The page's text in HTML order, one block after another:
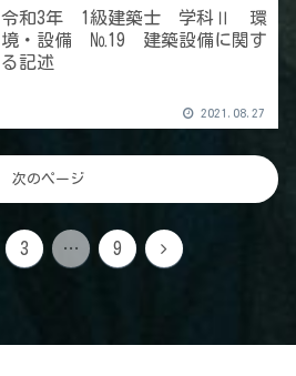
令和3年 1級建築士 学科Ⅱ 環
境・設備 №19 建築設備に関す
る記述
2021.08.27
次のページ
3 … 9